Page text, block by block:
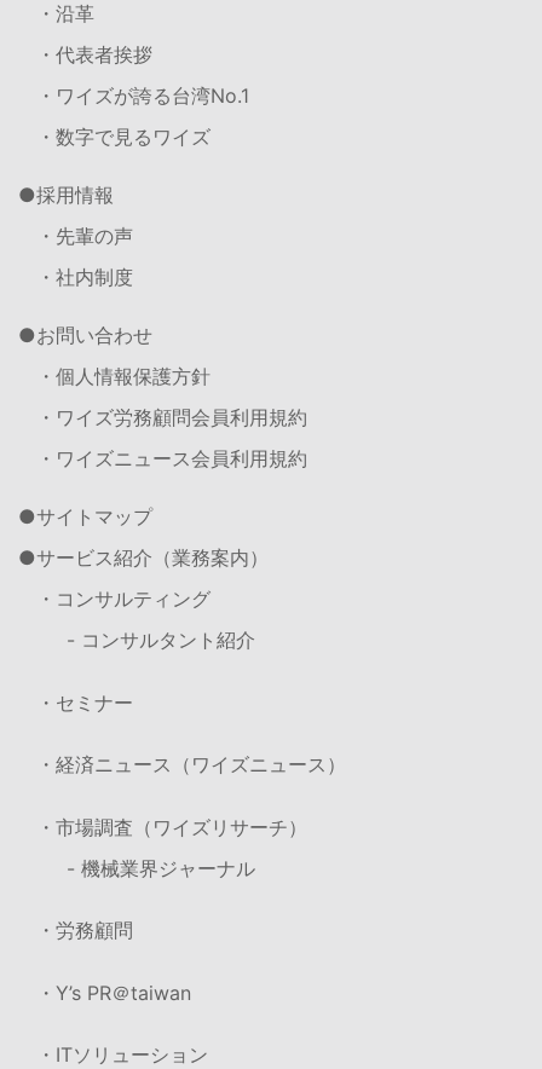
・沿革
・代表者挨拶
・ワイズが誇る台湾No.1
・数字で見るワイズ
採用情報
・先輩の声
・社内制度
お問い合わせ
・個人情報保護方針
・ワイズ労務顧問会員利用規約
・ワイズニュース会員利用規約
サイトマップ
サービス紹介（業務案内）
・コンサルティング
- コンサルタント紹介
・セミナー
・経済ニュース（ワイズニュース）
・市場調査（ワイズリサーチ）
- 機械業界ジャーナル
・労務顧問
・Y’s PR＠taiwan
・ITソリューション